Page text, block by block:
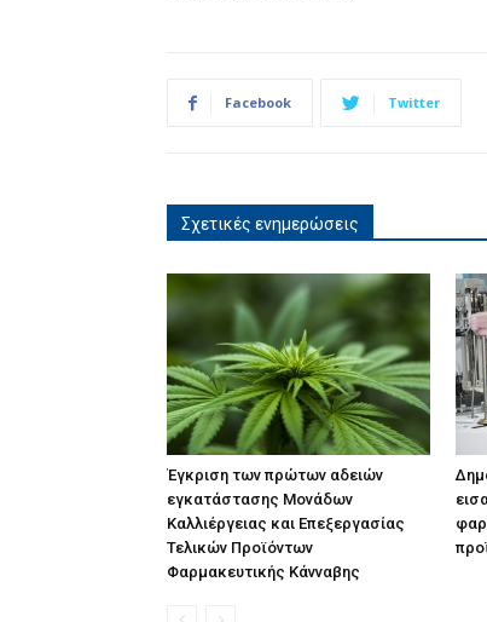
Facebook Twitter
Σχετικές ενημερώσεις
Έγκριση των πρώτων αδειών
εγκατάστασης Μονάδων
Καλλιέργειας και Επεξεργασίας
Τελικών Προϊόντων
Φαρμακευτικής Κάνναβης